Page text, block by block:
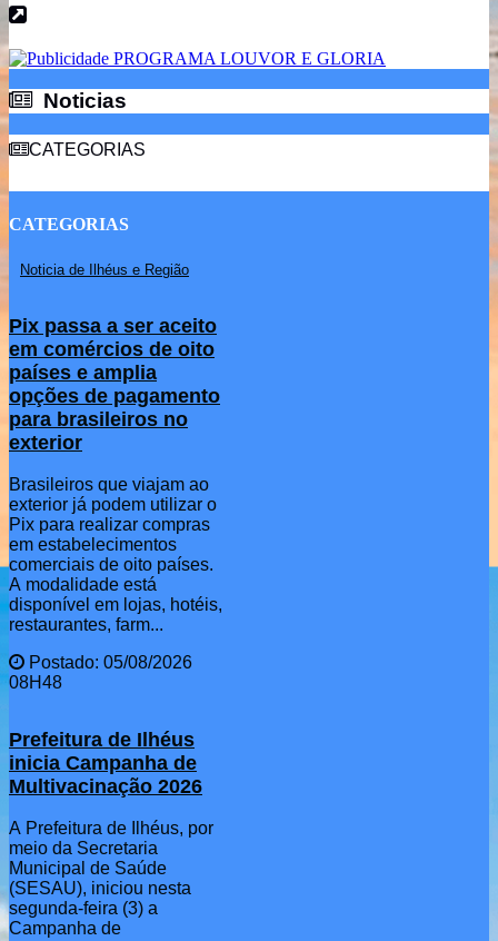
Noticias
CATEGORIAS
CATEGORIAS
Noticia de Ilhéus e Região
Pix passa a ser aceito
em comércios de oito
países e amplia
opções de pagamento
para brasileiros no
exterior
Brasileiros que viajam ao
exterior já podem utilizar o
Pix para realizar compras
em estabelecimentos
comerciais de oito países.
A modalidade está
disponível em lojas, hotéis,
restaurantes, farm...
Postado: 05/08/2026
08H48
Prefeitura de Ilhéus
inicia Campanha de
Multivacinação 2026
A Prefeitura de Ilhéus, por
meio da Secretaria
Municipal de Saúde
(SESAU), iniciou nesta
segunda-feira (3) a
Campanha de